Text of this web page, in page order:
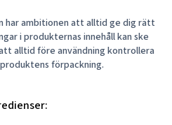
har ambitionen att alltid ge dig rätt
i produkternas innehåll kan ske
alltid före användning kontrollera
förpackning.